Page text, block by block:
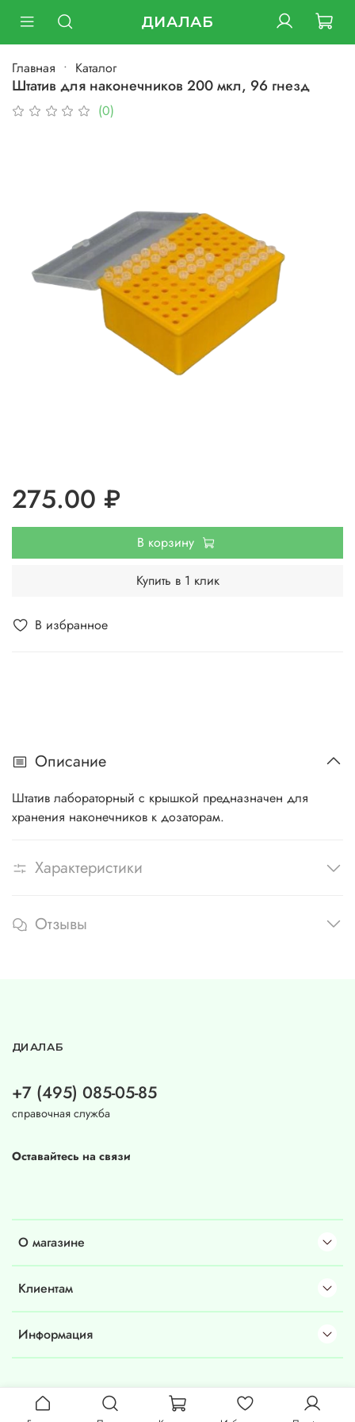
ДИАЛАБ
Главная Каталог
Штатив для наконечников 200 мкл, 96 гнезд
(0)
В избранное
275.00 ₽
В корзину
Купить в 1 клик
Описание
Штатив лабораторный с крышкой предназначен для
хранения наконечников к дозаторам.
Характеристики
Отзывы
О магазине
Клиентам
Информация
ДИАЛАБ
+7 (495) 085-05-85
справочная служба
Оставайтесь на связи